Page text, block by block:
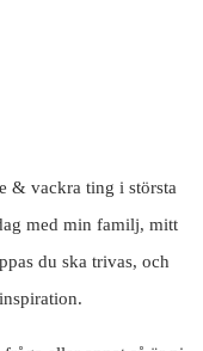
& vackra ting i största
med min familj, mitt
du ska trivas, och